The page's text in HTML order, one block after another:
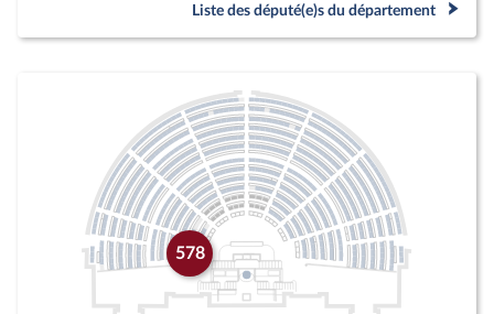
Liste des député(e)s du département
578